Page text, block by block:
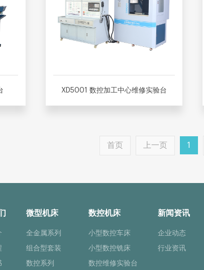
XD5001 数控加工中心维修实验台
首页 上一页 1
微型机床
全金属系列
组合型套装
数控系列
数控机床
小型数控车床
小型数控铣床
数控维修实验台
新闻资讯
企业动态
行业资讯